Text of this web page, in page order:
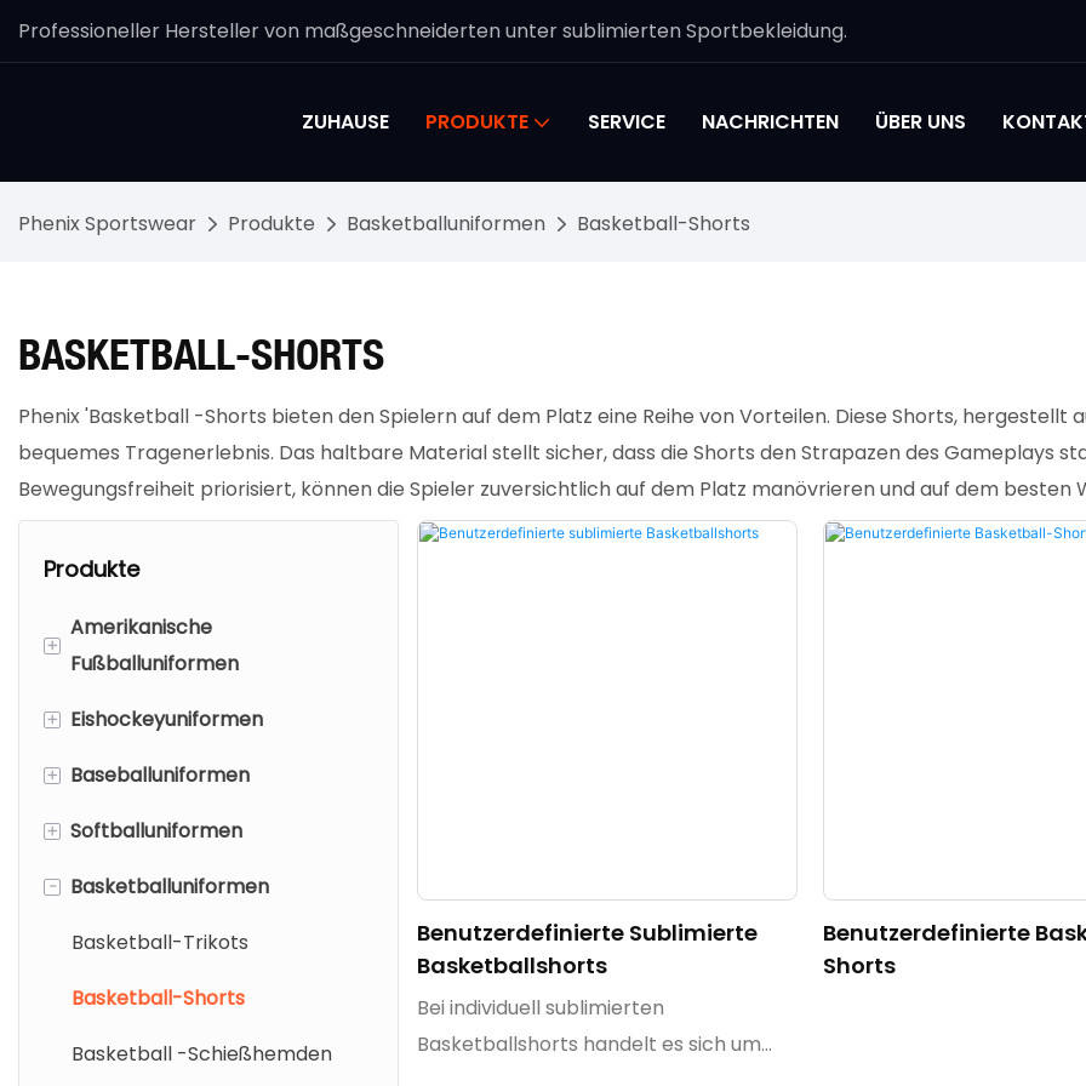
Professioneller Hersteller von maßgeschneiderten unter sublimierten Sportbekleidung.
ZUHAUSE PRODUKTE SERVICE NACHRICHTEN ÜBER UNS
Phenix Sportswear Produkte Basketballuniformen Basketball-Shorts
BASKETBALL-SHORTS
Phenix 'Basketball -Shorts bieten den Spielern auf dem Platz eine Reihe von Vorteilen. Diese Shorts,
bequemes Tragenerlebnis. Das haltbare Material stellt sicher, dass die Shorts den Strapazen des Gameplays
Bewegungsfreiheit priorisiert, können die Spieler zuversichtlich auf dem Platz manövrieren und auf dem
Produkte
+
Amerikanische
Fußballuniformen
American-Football-Trikots
Amerikanische Fußballhosen
Mesh amerikanische
+ Eishockeyuniformen
Eishockeytrikots
Reversible Eishockeytrikots
Eishockeyhosenschalen
Eishockeysocken
+ Baseballuniformen
Baseballtrikots
Baseballhosen/Knicker
+ Softballuniformen
Softball -Trikots
Softballhosen/Schlüpfer
-
Basketballuniformen
Basketball-Trikots
Basketball-Shorts
Basketball -Schießhemden
Benutzerdefinierte Sublimierte
Basketballshorts
Bei individuell sublimierten
Basketballshorts handelt es sich um
Benutzerdefinierte
Shorts